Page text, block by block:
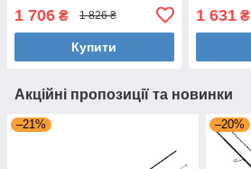
1 706 ₴ 1 826 ₴
Купити
1 631₴
Акційні пропозиції та новинки
–21% –20%